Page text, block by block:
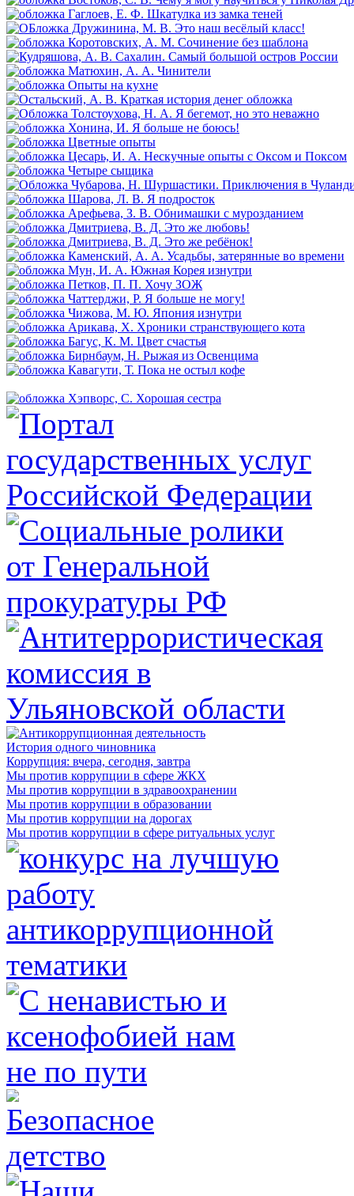
История одного чиновника
Коррупция: вчера, сегодня, завтра
Мы против коррупции в сфере ЖКХ
Мы против коррупции в здравоохранении
Мы против коррупции в образовании
Мы против коррупции на дорогах
Мы против коррупции в сфере ритуальных услуг